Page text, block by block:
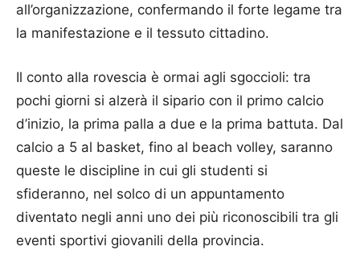
all’organizzazione, confermando il forte legame tra
la manifestazione e il tessuto cittadino.
Il conto alla rovescia è ormai agli sgoccioli: tra
pochi giorni si alzerà il sipario con il primo calcio
d’inizio, la prima palla a due e la prima battuta. Dal
calcio a 5 al basket, fino al beach volley, saranno
queste le discipline in cui gli studenti si
sfideranno, nel solco di un appuntamento
diventato negli anni uno dei più riconoscibili tra gli
eventi sportivi giovanili della provincia.